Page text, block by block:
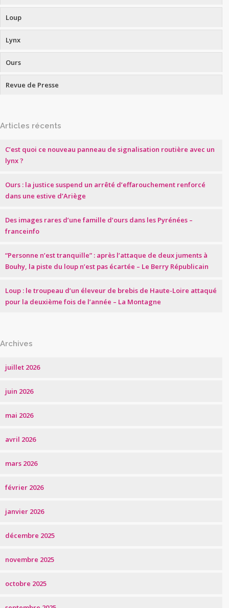
Loup
Lynx
Ours
Revue de Presse
Articles récents
C’est quoi ce nouveau panneau de signalisation routière avec un
lynx ?
Ours : la justice suspend un arrêté d’effarouchement renforcé
dans une estive d’Ariège
Des images rares d’une famille d’ours dans les Pyrénées –
franceinfo
“Personne n’est tranquille” : après l’attaque de deux juments à
Bouhy, la piste du loup n’est pas écartée – Le Berry Républicain
Loup : le troupeau d’un éleveur de brebis de Haute-Loire attaqué
pour la deuxième fois de l’année – La Montagne
Archives
juillet 2026
juin 2026
mai 2026
avril 2026
mars 2026
février 2026
janvier 2026
décembre 2025
novembre 2025
octobre 2025